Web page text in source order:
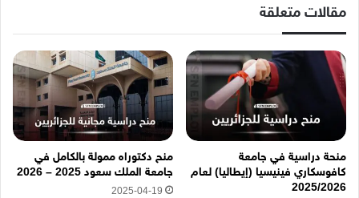
إ
ت
ر
و
ن
ي
ه
ن
ا
مقالات متعلقة
منحة دراسية في جامعة
كافوسكاري فينيسيا (إيطاليا) لعام
2025/2026
منح دكتوراه ممولة بالكامل في
جامعة الملك سعود 2025 – 2026
2025-04-19